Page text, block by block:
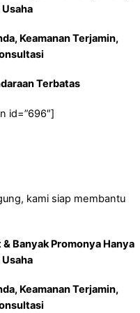
Keamanan Terjamin,
Terbatas
id=”696″]
kami siap membantu
Banyak Promonya Hanya
Keamanan Terjamin,